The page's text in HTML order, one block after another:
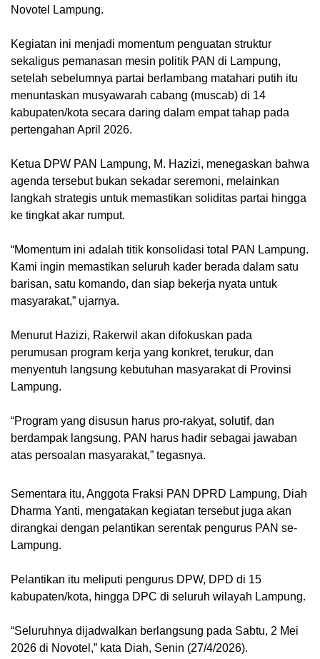
Novotel Lampung.
Kegiatan ini menjadi momentum penguatan struktur
sekaligus pemanasan mesin politik PAN di Lampung,
setelah sebelumnya partai berlambang matahari putih itu
menuntaskan musyawarah cabang (muscab) di 14
kabupaten/kota secara daring dalam empat tahap pada
pertengahan April 2026.
Ketua DPW PAN Lampung, M. Hazizi, menegaskan bahwa
agenda tersebut bukan sekadar seremoni, melainkan
langkah strategis untuk memastikan soliditas partai hingga
ke tingkat akar rumput.
“Momentum ini adalah titik konsolidasi total PAN Lampung.
Kami ingin memastikan seluruh kader berada dalam satu
barisan, satu komando, dan siap bekerja nyata untuk
masyarakat,” ujarnya.
Menurut Hazizi, Rakerwil akan difokuskan pada
perumusan program kerja yang konkret, terukur, dan
menyentuh langsung kebutuhan masyarakat di Provinsi
Lampung.
“Program yang disusun harus pro-rakyat, solutif, dan
berdampak langsung. PAN harus hadir sebagai jawaban
atas persoalan masyarakat,” tegasnya.
Sementara itu, Anggota Fraksi PAN DPRD Lampung, Diah
Dharma Yanti, mengatakan kegiatan tersebut juga akan
dirangkai dengan pelantikan serentak pengurus PAN se-
Lampung.
Pelantikan itu meliputi pengurus DPW, DPD di 15
kabupaten/kota, hingga DPC di seluruh wilayah Lampung.
“Seluruhnya dijadwalkan berlangsung pada Sabtu, 2 Mei
2026 di Novotel,” kata Diah, Senin (27/4/2026).